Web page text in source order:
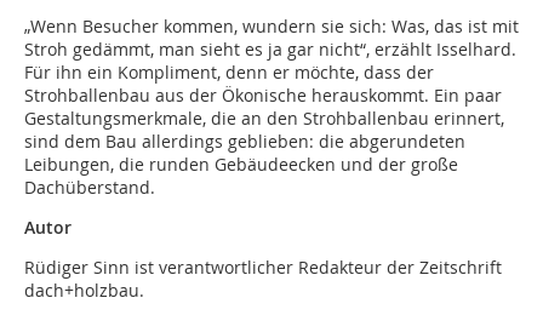
„Wenn Besucher kommen, wundern sie sich: Was, das ist mit
Stroh gedämmt, man sieht es ja gar nicht“, erzählt Isselhard.
Für ihn ein Kompliment, denn er möchte, dass der
Strohballenbau aus der Ökonische herauskommt. Ein paar
Gestaltungsmerkmale, die an den Strohballenbau erinnert,
sind dem Bau allerdings geblieben: die abgerundeten
Leibungen, die runden Gebäudeecken und der große
Dachüberstand.
Autor
Rüdiger Sinn ist verantwortlicher Redakteur der Zeitschrift
dach+holzbau.